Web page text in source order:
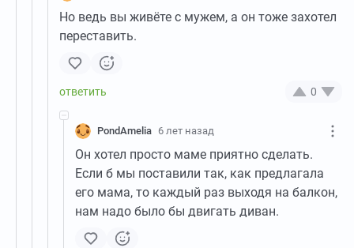
Но ведь вы живёте с мужем, а он тоже захотел
переставить.
0
PondAmelia 6 лет назад
Он хотел просто маме приятно сделать.
Если б мы поставили так, как предлагала
его мама, то каждый раз выходя на балкон,
нам надо было бы двигать диван.